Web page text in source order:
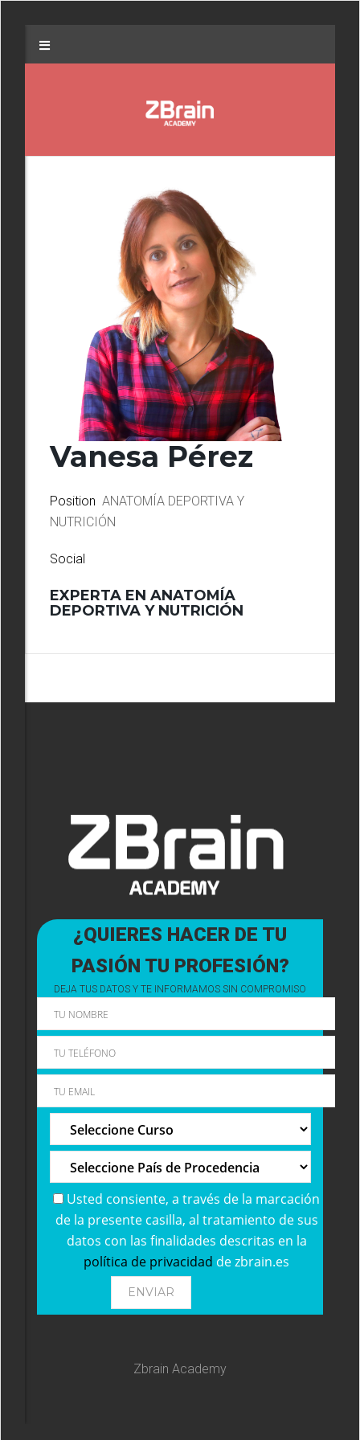
Vanesa Pérez
Position ANATOMÍA DEPORTIVA Y
NUTRICIÓN
Social
EXPERTA EN ANATOMÍA
DEPORTIVA Y NUTRICIÓN
¿QUIERES HACER DE TU
PASIÓN TU PROFESIÓN?
DEJA TUS DATOS Y TE INFORMAMOS SIN COMPROMISO
Usted consiente, a través de la marcación
de la presente casilla, al tratamiento de sus
datos con las finalidades descritas en la
política de privacidad de zbrain.es
Zbrain Academy